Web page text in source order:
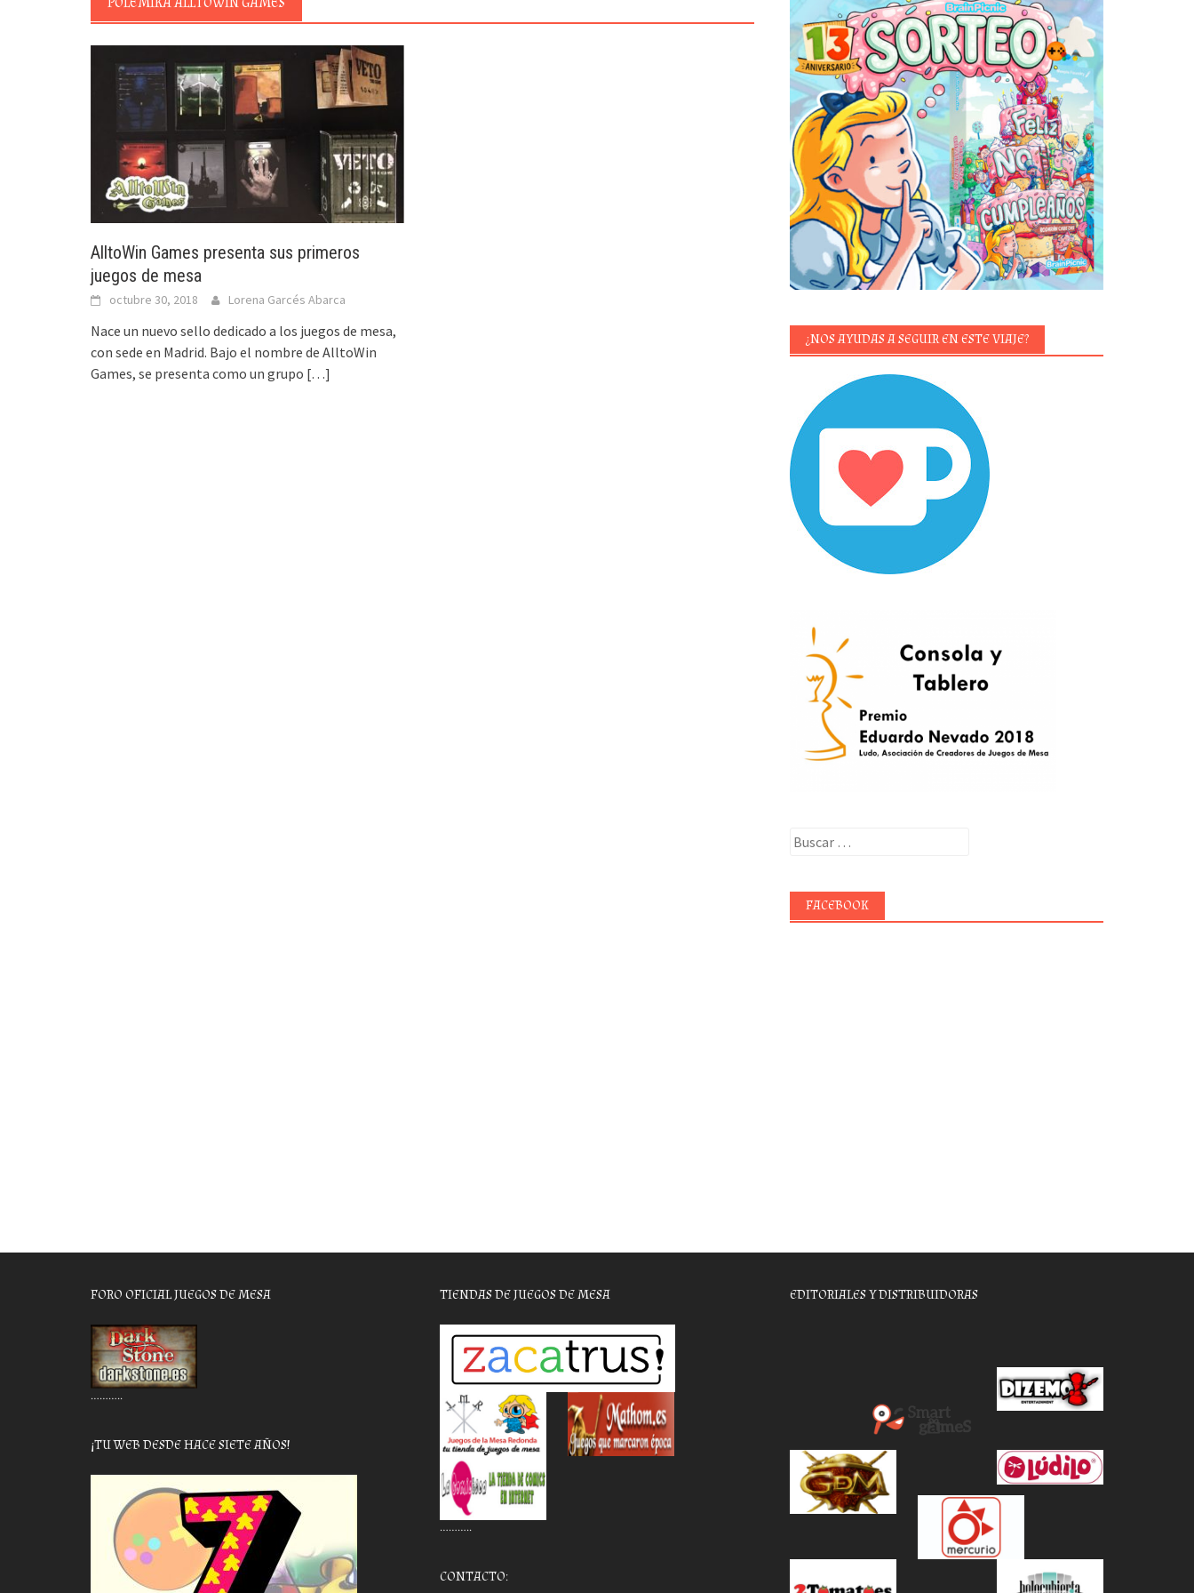
AlltoWin Games presenta sus primeros
juegos de mesa
octubre 30, 2018 Lorena Garcés Abarca
Nace un nuevo sello dedicado a los juegos de mesa,
con sede en Madrid. Bajo el nombre de AlltoWin
Games, se presenta como un grupo […]
¿NOS AYUDAS A SEGUIR EN ESTE VIAJE?
Buscar:
FACEBOOK
FORO OFICIAL JUEGOS DE MESA
………..
¡TU WEB DESDE HACE SIETE AÑOS!
TIENDAS DE JUEGOS DE MESA
………..
CONTACTO:
EDITORIALES Y DISTRIBUIDORAS